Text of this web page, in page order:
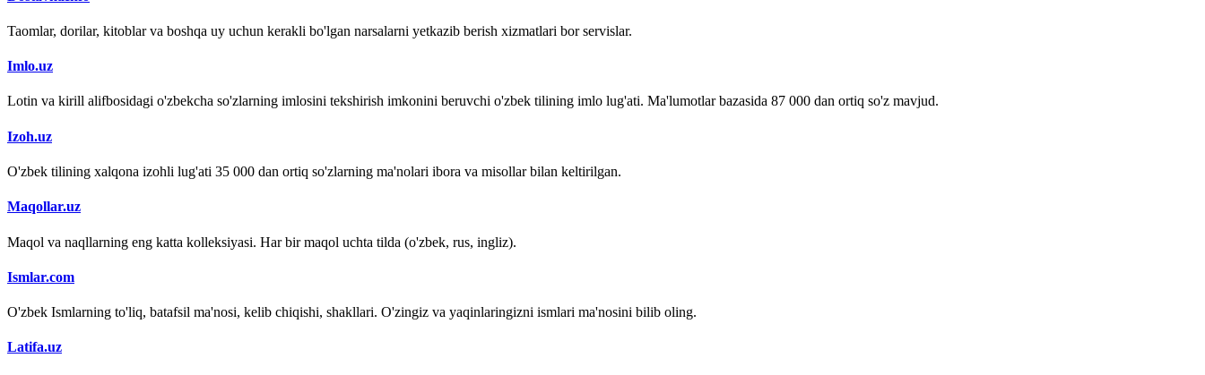
Taomlar, dorilar, kitoblar va boshqa uy uchun kerakli bo'lgan narsalarni yetkazib berish xizmatlari bor servislar.
Imlo.uz
Lotin va kirill alifbosidagi o'zbekcha so'zlarning imlosini tekshirish imkonini beruvchi o'zbek tilining imlo lug'ati. Ma'lumotlar bazasida 87 000 dan ortiq so'z mavjud.
Izoh.uz
O'zbek tilining xalqona izohli lug'ati 35 000 dan ortiq so'zlarning ma'nolari ibora va misollar bilan keltirilgan.
Maqollar.uz
Maqol va naqllarning eng katta kolleksiyasi. Har bir maqol uchta tilda (o'zbek, rus, ingliz).
Ismlar.com
O'zbek Ismlarning to'liq, batafsil ma'nosi, kelib chiqishi, shakllari. O'zingiz va yaqinlaringizni ismlari ma'nosini bilib oling.
Latifa.uz